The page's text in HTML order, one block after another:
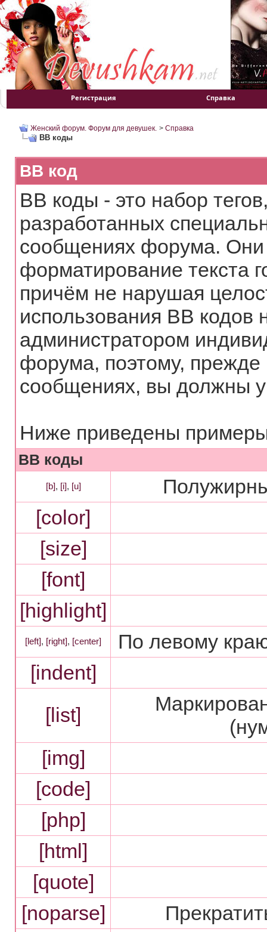
Регистрация Справка
Женский форум. Форум для девушек. > Справка
BB коды
BB код
BB коды - это набор
разработанных
сообщениях форума. Они
форматирование текста
причём не нарушая
использования BB кодов
администратором
форума, поэтому, прежде
сообщениях, вы должны
Ниже приведены
BB коды
[b], [i], [u]
[color]
[size]
[font]
[highlight]
[left], [right], [center]
По левому
[indent]
[list]
[img]
[code]
[php]
[html]
[quote]
[noparse]